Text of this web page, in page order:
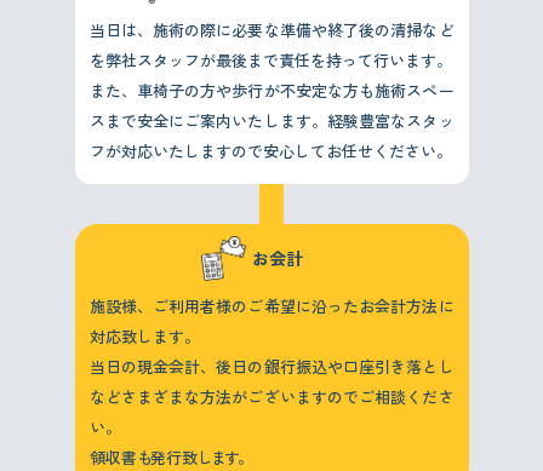
当日は、施術の際に必要な準備や終了後の清掃など
を弊社スタッフが最後まで責任を持って行います。
また、車椅子の方や歩行が不安定な方も施術スペー
スまで安全にご案内いたします。経験豊富なスタッ
フが対応いたしますので安心してお任せください。
お会計
施設様、ご利用者様のご希望に沿ったお会計方法に
対応致します。
当日の現金会計、後日の銀行振込や口座引き落とし
などさまざまな方法がございますのでご相談くださ
い。
領収書も発行致します。